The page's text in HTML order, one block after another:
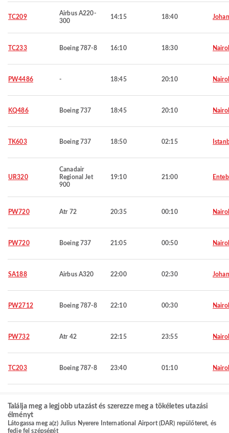
TC209
Airbus A220-
300
14:15 18:40
TC233 Boeing 787-8 16:10 18:30
PW4486 - 18:45 20:10
KQ486 Boeing 737 18:45 20:10
TK603 Boeing 737 18:50 02:15
UR320
Canadair
Regional Jet
900
19:10 21:00
PW720 Atr 72 20:35 00:10
PW720 Boeing 737 21:05 00:50
SA188 Airbus A320 22:00 02:30
PW2712 Boeing 787-8 22:10 00:30
PW732 Atr 42 22:15 23:55
TC203 Boeing 787-8 23:40 01:10
Találja meg a legjobb utazást és szerezze meg a tökéletes utazási
élményt
Látogassa meg a(z) Julius Nyerere International Airport (DAR) repülőteret, és
fedje fel szépségét